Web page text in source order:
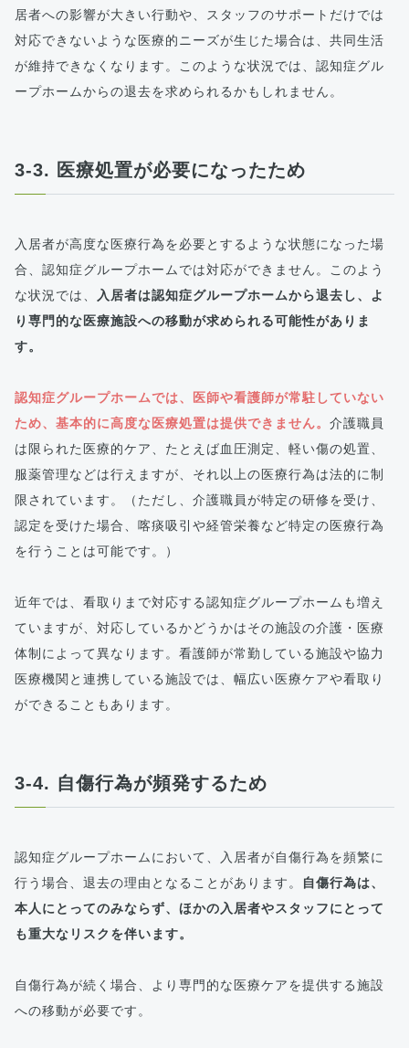
居者への影響が大きい行動や、スタッフのサポートだけでは
対応できないような医療的ニーズが生じた場合は、共同生活
が維持できなくなります。このような状況では、認知症グル
ープホームからの退去を求められるかもしれません。
3-3. 医療処置が必要になったため
入居者が高度な医療行為を必要とするような状態になった場
合、認知症グループホームでは対応ができません。このよう
な状況では、
入居者は認知症グループホームから退去し、よ
り専門的な医療施設への移動が求められる可能性がありま
す。
認知症グループホームでは、医師や看護師が常駐していない
ため、基本的に高度な医療処置は提供できません。 介護職員
は限られた医療的ケア、たとえば血圧測定、軽い傷の処置、
服薬管理などは行えますが、それ以上の医療行為は法的に制
限されています。（ただし、介護職員が特定の研修を受け、
認定を受けた場合、喀痰吸引や経管栄養など特定の医療行為
を行うことは可能です。）
近年では、看取りまで対応する認知症グループホームも増え
ていますが、対応しているかどうかはその施設の介護・医療
体制によって異なります。看護師が常勤している施設や協力
医療機関と連携している施設では、幅広い医療ケアや看取り
ができることもあります。
3-4. 自傷行為が頻発するため
認知症グループホームにおいて、入居者が自傷行為を頻繁に
行う場合、退去の理由となることがあります。
自傷行為は、
本人にとってのみならず、ほかの入居者やスタッフにとって
も重大なリスクを伴います。
自傷行為が続く場合、より専門的な医療ケアを提供する施設
への移動が必要です。